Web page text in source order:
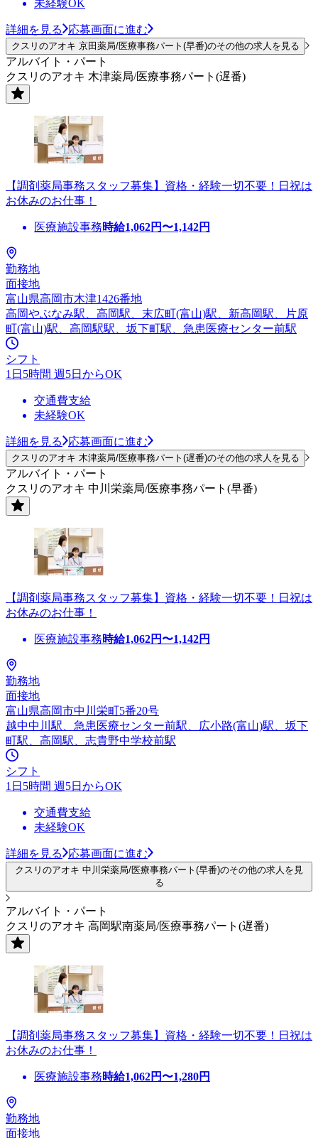
未経験OK
詳細を見る 応募画面に進む
クスリのアオキ 京田薬局/医療事務パート(早番)のその他の求人を見る
アルバイト・パート
クスリのアオキ 木津薬局/医療事務パート(遅番)
【調剤薬局事務スタッフ募集】資格・経験一切不要！日祝は
お休みのお仕事！
医療施設事務時給1,062円〜1,142円
勤務地
面接地
富山県高岡市木津1426番地
高岡やぶなみ駅、高岡駅、末広町(富山)駅、新高岡駅、片原
町(富山)駅、高岡駅駅、坂下町駅、急患医療センター前駅
シフト
1日5時間 週5日からOK
交通費支給
未経験OK
詳細を見る 応募画面に進む
クスリのアオキ 木津薬局/医療事務パート(遅番)のその他の求人を見る
アルバイト・パート
クスリのアオキ 中川栄薬局/医療事務パート(早番)
【調剤薬局事務スタッフ募集】資格・経験一切不要！日祝は
お休みのお仕事！
医療施設事務時給1,062円〜1,142円
勤務地
面接地
富山県高岡市中川栄町5番20号
越中中川駅、急患医療センター前駅、広小路(富山)駅、坂下
町駅、高岡駅、志貴野中学校前駅
シフト
1日5時間 週5日からOK
交通費支給
未経験OK
詳細を見る 応募画面に進む
クスリのアオキ 中川栄薬局/医療事務パート(早番)のその他の求人を見
る
アルバイト・パート
クスリのアオキ 高岡駅南薬局/医療事務パート(遅番)
【調剤薬局事務スタッフ募集】資格・経験一切不要！日祝は
お休みのお仕事！
医療施設事務時給1,062円〜1,280円
勤務地
面接地